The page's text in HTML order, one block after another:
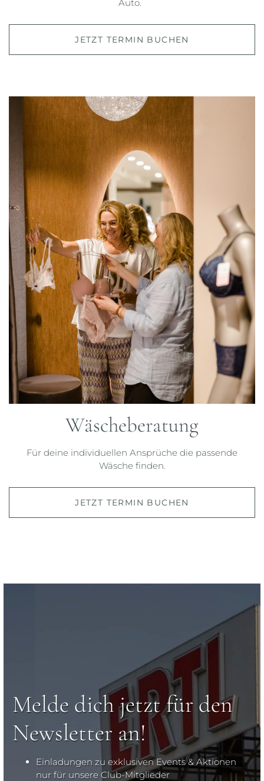
Auto.
JETZT TERMIN BUCHEN
Wäscheberatung
Für deine individuellen Ansprüche die passende
Wäsche finden.
JETZT TERMIN BUCHEN
Melde dich jetzt für den
Newsletter an!
Einladungen zu exklusiven Events & Aktionen
nur für unsere Club-Mitglieder